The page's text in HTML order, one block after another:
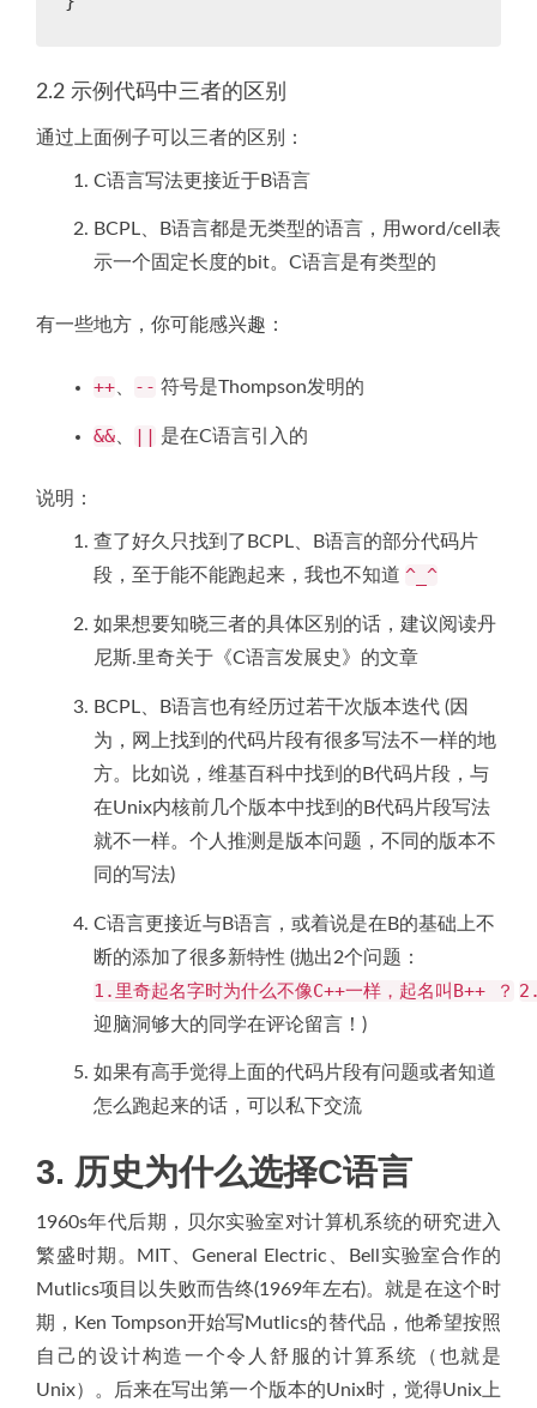
2.2 示例代码中三者的区别
通过上面例子可以三者的区别：
C语言写法更接近于B语言
BCPL、B语言都是无类型的语言，用word/cell表
示一个固定长度的bit。C语言是有类型的
有一些地方，你可能感兴趣：
++、 -- 符号是Thompson发明的
&& || 是在C语言引入的
说明：
查了好久只找到了BCPL、B语言的部分代码片
段，至于能不能跑起来，我也不知道 ^_^
如果想要知晓三者的具体区别的话，建议阅读丹
尼斯.里奇关于《C语言发展史》的文章
BCPL、B语言也有经历过若干次版本迭代 (因
为，网上找到的代码片段有很多写法不一样的地
方。比如说，维基百科中找到的B代码片段，与
在Unix内核前几个版本中找到的B代码片段写法
就不一样。个人推测是版本问题，不同的版本不
同的写法)
C语言更接近与B语言，或着说是在B的基础上不
断的添加了很多新特性 (抛出2个问题：
1.里奇起名字时为什么不像C++一样，起名叫B++ ？
迎脑洞够大的同学在评论留言！)
如果有高手觉得上面的代码片段有问题或者知道
怎么跑起来的话，可以私下交流
3. 历史为什么选择C语言
1960s年代后期，贝尔实验室对计算机系统的研究进入
繁盛时期。MIT、General Electric、Bell实验室合作的
Mutlics项目以失败而告终(1969年左右)。就是在这个时
期，Ken Tompson开始写Mutlics的替代品，他希望按照
自己的设计构造一个令人舒服的计算系统（也就是
Unix）。后来在写出第一个版本的Unix时，觉得Unix上